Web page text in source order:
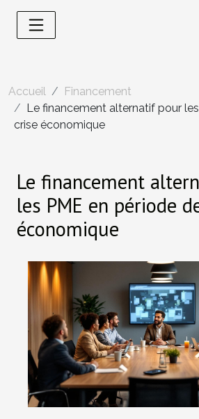
Accueil
Financement
Le financement alternatif pour
crise économique
Le financement
les PME en période
économique